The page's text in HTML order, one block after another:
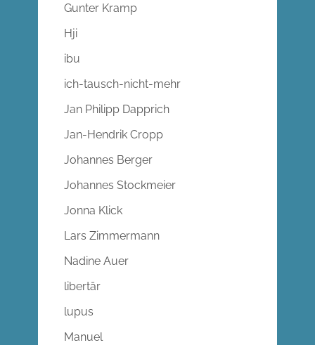
Gunter Kramp
Hji
ibu
ich-tausch-nicht-mehr
Jan Philipp Dapprich
Jan-Hendrik Cropp
Johannes Berger
Johannes Stockmeier
Jonna Klick
Lars Zimmermann
Nadine Auer
libertär
lupus
Manuel